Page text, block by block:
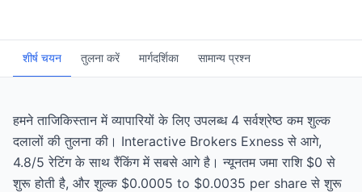
शीर्ष चयन तुलना करें मार्गदर्शिका सामान्य प्रश्न
हमने ताजिकिस्तान में व्यापारियों के लिए उपलब्ध 4 सर्वश्रेष्ठ कम शुल्क
दलालों की तुलना की। Interactive Brokers Exness से आगे,
4.8/5 रेटिंग के साथ रैंकिंग में सबसे आगे है। न्यूनतम जमा राशि $0 से
शुरू होती है, और शुल्क $0.0005 to $0.0035 per share से शुरू